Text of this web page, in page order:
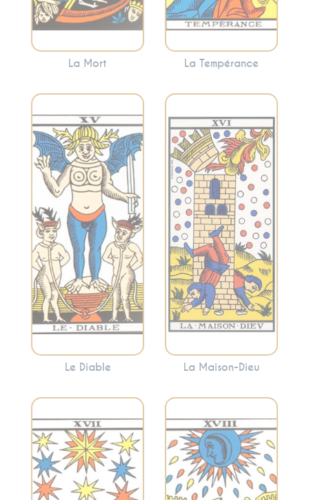
La Mort La Tempérance
Symbolise les
désirs, les
tentations et les
attachements.
Cette carte peut
mettre en évidence
les aspects de votre
vie où vous vous
sentez piégé ou
enchaîné.
Le Diable
Représente la
destruction des
anciennes
structures, les
révélations
soudaines et la
libération. La
Maison-Dieu peut
indiquer des
changements
dramatiques mais
nécessaires.
La Maison-Dieu
Incarne l’espoir,
l’inspiration et la
Évoque les
illusions, l’intuition
et les émotions